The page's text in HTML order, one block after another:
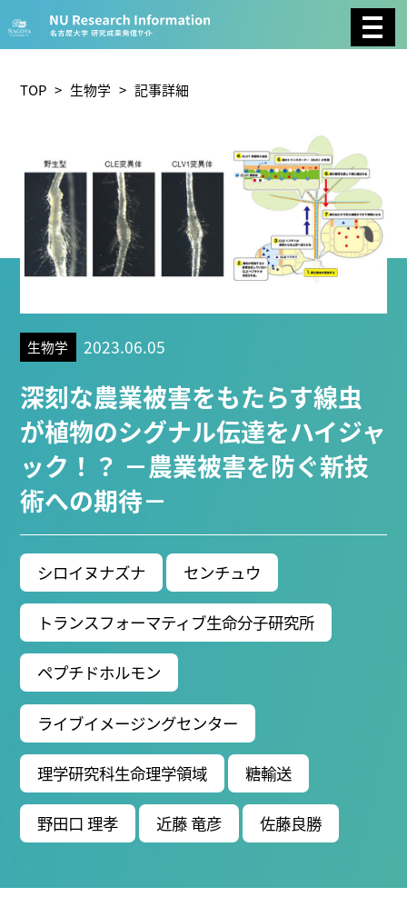
CATEGORY
環境学 生物学
農学 化学 医歯薬学
工学 情報学 数物系科学
人文学
TAG
(175)
生命農学研究科 (116)
トランスフォーマティ
ブ生命分子研究所 (75)
環境学研究科 (66)
宇宙地球
環境研究所 (63)
未来材料・システム研究所 (60)
情
報学研究科 (47)
植物 (33) 機械学習 (31)
高等
研究院 (26)
生物機能開発利用研究センター (24)
境医学研究所 (23)
宇宙 (21)
創薬科学研究科 (20)
シロイヌナズ
ナ (19)
オーロラ (17)
Research VIDEOS
Researchers' VOICE
Links
名古屋大学
名古屋大学基金
研究者総覧
TOP > 生物学 > 記事詳細
生物学 2023.06.05
深刻な農業被害をもたらす線虫
が植物のシグナル伝達をハイジャ
ック！？ －農業被害を防ぐ新技
術への期待－
シロイヌナズナ センチュウ
トランスフォーマティブ生命分子研究所
ペプチドホルモン
ライブイメージングセンター
理学研究科生命理学領域 糖輸送
野田口 理孝 近藤 竜彦 佐藤良勝